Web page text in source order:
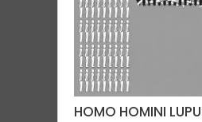
HOMO HOMINI